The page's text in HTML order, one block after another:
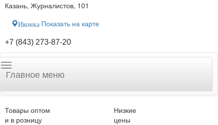
Казань, Журналистов, 101
Иконка Показать на карте
+7 (843) 273-87-20
Главное меню
Товары оптом
и в розницу
Низкие
цены